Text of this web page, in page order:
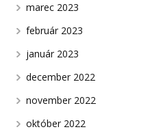
marec 2023
február 2023
január 2023
december 2022
november 2022
október 2022